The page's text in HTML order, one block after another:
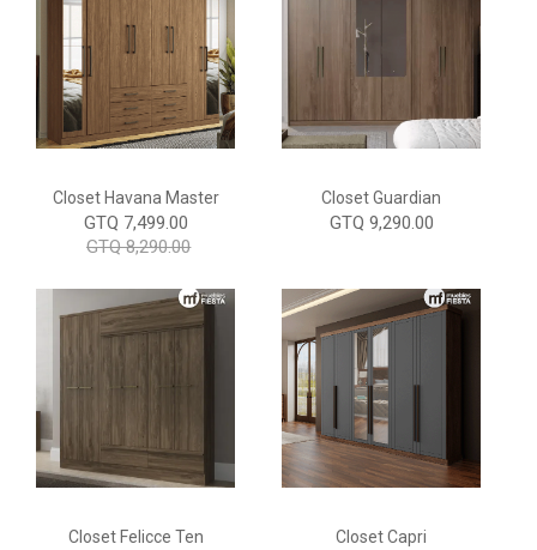
Closet Havana Master
GTQ 7,499.00
GTQ 8,290.00
Closet Guardian
GTQ 9,290.00
Closet Felicce Ten Closet Capri